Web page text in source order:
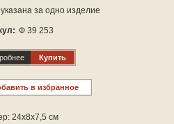
за одно изделие
Ф 39 253
Купить
в избранное
24х8х7,5 см